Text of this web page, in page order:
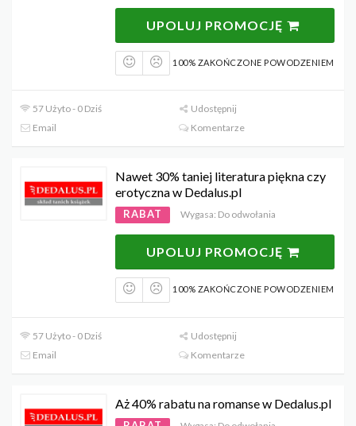
UPOLUJ PROMOCJĘ
100% ZAKOŃCZONE POWODZENIEM
57 Użyto - 0 Dziś
Udostępnij
Email
Komentarze
Nawet 30% taniej literatura piękna czy
erotyczna w Dedalus.pl
RABAT Wygasa: Do odwołania
UPOLUJ PROMOCJĘ
100% ZAKOŃCZONE POWODZENIEM
57 Użyto - 0 Dziś
Udostępnij
Email
Komentarze
Aż 40% rabatu na romanse w Dedalus.pl